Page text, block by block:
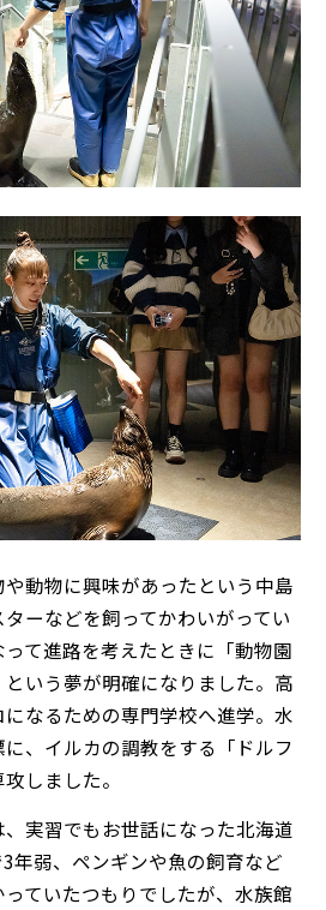
動物に興味があったという中島
ーなどを飼ってかわいがってい
て進路を考えたときに「動物園
いう夢が明確になりました。高
なるための専門学校へ進学。水
、イルカの調教をする「ドルフ
しました。
、実習でもお世話になった北海道
年弱、ペンギンや魚の飼育など
ていたつもりでしたが、水族館